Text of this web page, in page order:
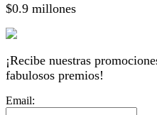
$0.9 millones
¡Recibe nuestras
fabulosos premios!
Email: